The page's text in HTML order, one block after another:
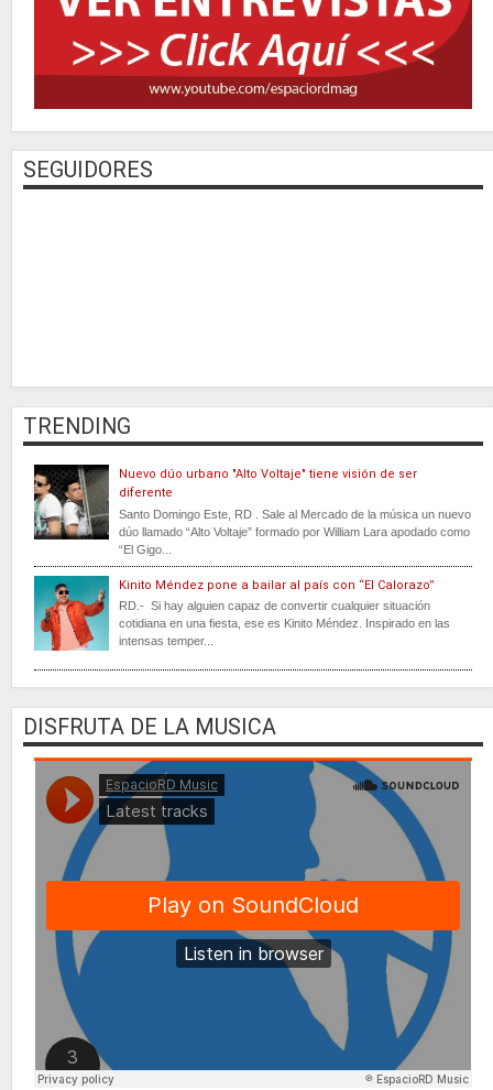
SEGUIDORES
TRENDING
Nuevo dúo urbano "Alto Voltaje" tiene visión de ser
diferente
Santo Domingo Este, RD . Sale al Mercado de la música un nuevo
dúo llamado “Alto Voltaje” formado por William Lara apodado como
“El Gigo...
Kinito Méndez pone a bailar al país con “El Calorazo”
RD.- Si hay alguien capaz de convertir cualquier situación
cotidiana en una fiesta, ese es Kinito Méndez. Inspirado en las
intensas temper...
DISFRUTA DE LA MUSICA